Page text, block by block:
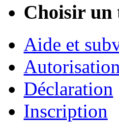
Choisir un
Aide et
Déclaration
Inscription